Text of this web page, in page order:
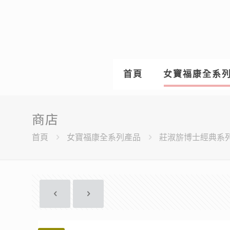
首頁 女寶福康全系
商店
首頁 女寶福康全系列產品 莊淑旂博士經典系